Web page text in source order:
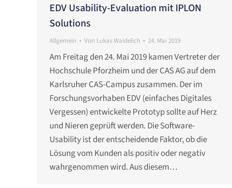
EDV Usability-Evaluation mit IPLON
Solutions
Allgemein Von Lukas Waidelich 24. Mai 2019
Am Freitag den 24. Mai 2019 kamen Vertreter der
Hochschule Pforzheim und der CAS AG auf dem
Karlsruher CAS-Campus zusammen. Der im
Forschungsvorhaben EDV (einfaches Digitales
Vergessen) entwickelte Prototyp sollte auf Herz
und Nieren geprüft werden. Die Software-
Usability ist der entscheidende Faktor, ob die
Lösung vom Kunden als positiv oder negativ
wahrgenommen wird. Aus diesem…